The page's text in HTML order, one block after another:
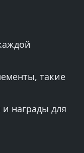
такие
награды для